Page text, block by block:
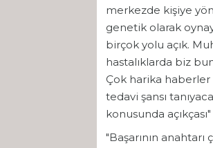
merkezde kişiye
genetik olarak
birçok yolu açık.
hastalıklarda biz
Çok harika haberler
tedavi şansı
konusunda
"Başarının anahtarı